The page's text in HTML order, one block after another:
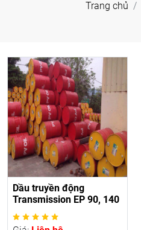
Trang chủ
Dầu truyền động
Transmission EP 90, 140